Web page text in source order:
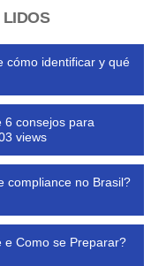
cómo identificar y qué
6 consejos para
views
compliance no Brasil?
Como se Preparar?